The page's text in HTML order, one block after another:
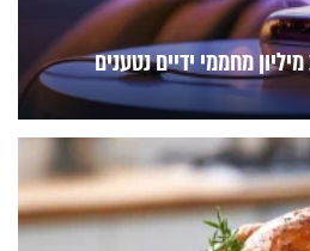
בעקבות מקרה מוות: 1.5 מיליון מחממי ידיים נטענים